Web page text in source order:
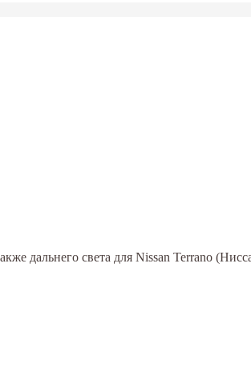
дальнего света для Nissan Terrano